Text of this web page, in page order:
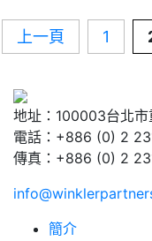
Posts
pagination
上一頁 1
地址：100003台北
電話：+886 (0) 2
傳真：+886 (0) 2
簡介